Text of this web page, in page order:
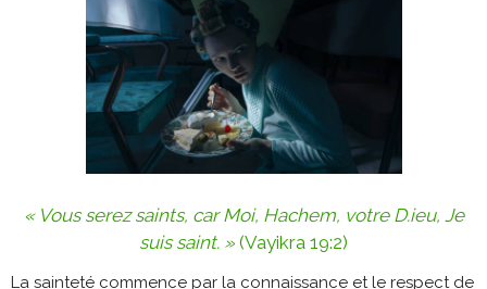
« Vous serez saints, car Moi, Hachem, votre D.ieu, Je
suis saint. »(Vayikra 19:2)
La sainteté commence par la connaissance et le respect de